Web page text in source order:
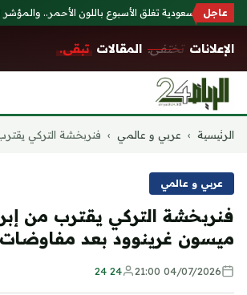
عاجل
الأسهم السعودية تغلق الأسبوع باللون الأحمر.. والمؤشر العام
الإعلانات تختفي. المقالات تبقى.
التجاوز
الرئيسية › عربي و عالمي › فنربخشة التركي
عربي و عالمي
فنربخشة التركي يقترب من
ميسون غرينوود بعد
04/07/2026 21:00
24 24